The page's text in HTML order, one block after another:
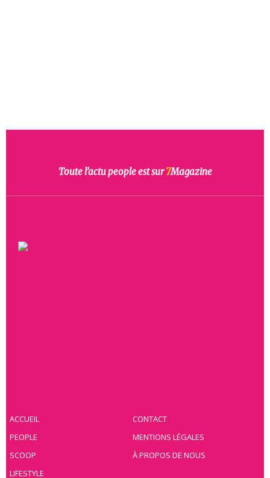
Toute l’actu people est sur7Magazine
ACCUEIL
PEOPLE
SCOOP
LIFESTYLE
CONTACT
MENTIONS LÉGALES
À PROPOS DE NOUS